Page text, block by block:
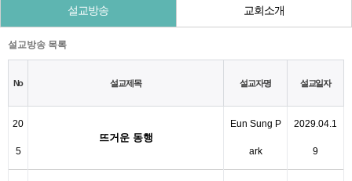
설교방송 교회소개
설교방송 목록
No 설교제목 설교자명 설교일자
20
5
뜨거운 동행
Eun Sung P
ark
2029.04.1
9